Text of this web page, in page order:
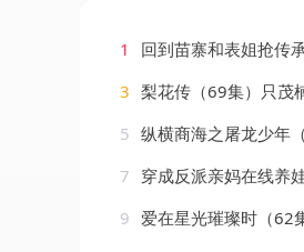
1 回到苗寨和表姐抢传
3 梨花传（69集）只茂
5 纵横商海之屠龙少年（83
7 穿成反派亲妈在线养
9 爱在星光璀璨时（62